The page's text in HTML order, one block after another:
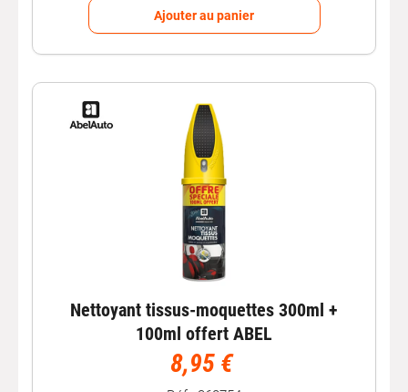
Ajouter au panier
Nettoyant tissus-moquettes 300ml +
100ml offert ABEL
8,95 €